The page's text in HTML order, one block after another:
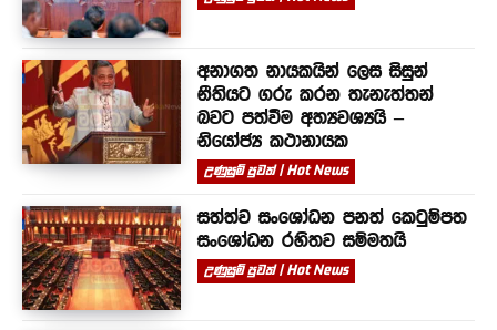
අනාගත නායකයින් ලෙස සිසුන්
නීතියට ගරු කරන තැනැත්තන්
බවට පත්වීම අත්‍යවශ්‍යයි –
නියෝජ්‍ය කථානායක
උණුසුම් පුවත් | Hot News
සත්ත්ව සංශෝධන පනත් කෙටුම්පත
සංශෝධන රහිතව සම්මතයි
උණුසුම් පුවත් | Hot News